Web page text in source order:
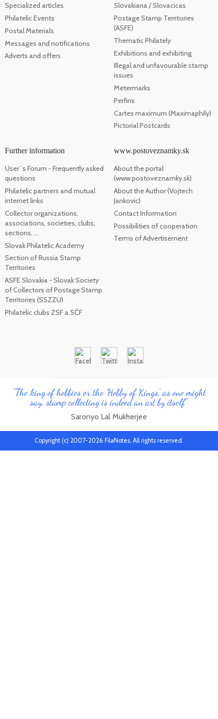
Specialized articles
Philatelic Events
Postal Materials
Messages and notifications
Adverts and offers
Slovakiana / Slovacicas
Postage Stamp Territories
(ASFE)
Thematic Philately
Exhibitions and exhibiting
Illegal and unfavourable stamp
issues
Metermarks
Perfins
Cartes maximum (Maximaphily)
Pictorial Postcards
Further information
User`s Forum - Frequently asked
questions
Philatelic partners and mutual
internet links
Collector organizations,
associations, societies, clubs,
sections, ...
Slovak Philatelic Academy
Section of Russia Stamp
Territories
ASFE Slovakia - Slovak Society
of Collectors of Postage Stamp
Territories (SSZZU)
Philatelic clubs ZSF a SČF
www.postoveznamky.sk
About the portal
(www.postoveznamky.sk)
About the Author (Vojtech
Jankovic)
Contact Information
Possibilities of cooperation
Terms of Advertisement
"The king of hobbies or the 'Hobby of Kings', as one might
say, stamp collecting is indeed an art by itself"
Saronyo Lal Mukherjee
Copyright (c) 2007-2026 FilaNotes, All rights reserved.